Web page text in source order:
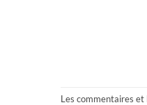
Les commentaires